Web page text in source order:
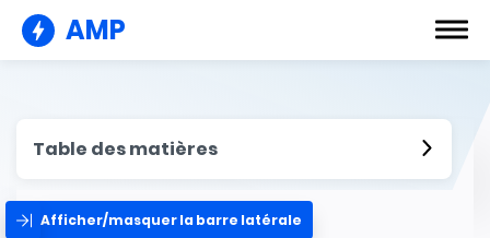
AMP
Table des matières
Afficher/masquer la barre latérale